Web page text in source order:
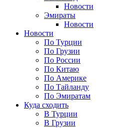
Новости
Эмираты
Новости
Новости
По Турции
По Грузии
По России
По Китаю
По Америке
По Тайланду
По Эмиратам
Куда сходить
В Турции
В Грузии